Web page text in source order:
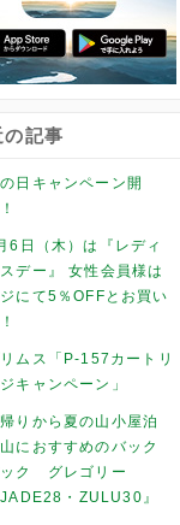
の記事
日キャンペーン開
6日（木）は『レディ
デー』 女性会員様は
にて5％OFFとお買い
ムス「P-157カートリ
キャンペーン」
りから夏の山小屋泊
におすすめのバック
ク グレゴリー
JADE28・ZULU30』